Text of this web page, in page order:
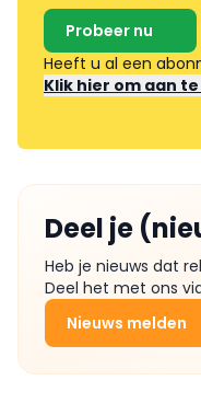
Probeer nu
Heeft u al een
Klik hier om aan
Deel je
Heb je nieuws dat
Deel het met ons
Nieuws melden